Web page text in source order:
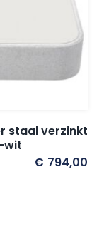
staal verzinkt
wit
€ 794,00